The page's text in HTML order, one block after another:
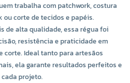
trabalha com patchwork, costura
corte de tecidos e papéis.
de alta qualidade, essa régua foi
resistência e praticidade em
corte. Ideal tanto para artesãos
ela garante resultados perfeitos e
projeto.